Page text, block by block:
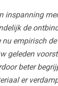
inspanning
de
nu empirisch
geleden
beter
er